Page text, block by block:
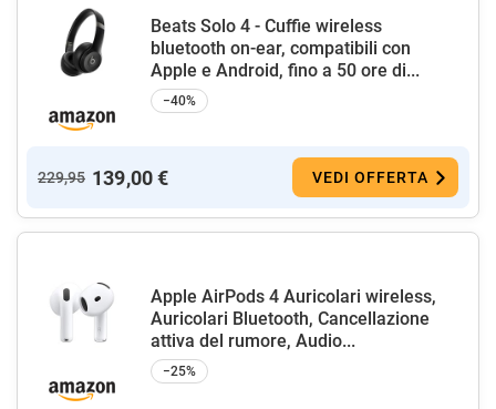
Beats Solo 4 - Cuffie wireless
bluetooth on-ear, compatibili con
Apple e Android, fino a 50 ore di...
−40%
229,95 139,00 € VEDI OFFERTA
Apple AirPods 4 Auricolari wireless,
Auricolari Bluetooth, Cancellazione
attiva del rumore, Audio...
−25%